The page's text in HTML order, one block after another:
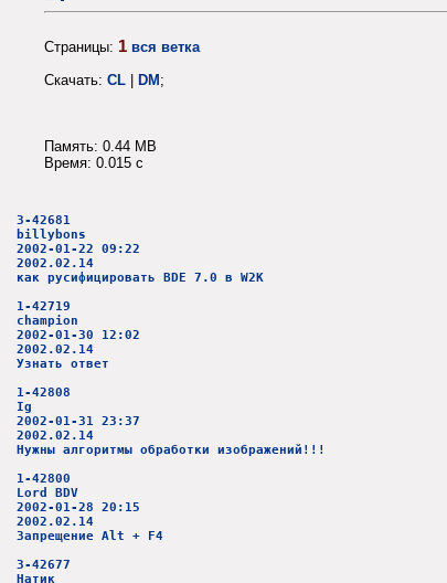
Страницы: 1 вся ветка
Скачать: CL DM ;
Память: 0.44 MB
Время: 0.015 c
3-42681
billybons
2002-01-22 09:22
2002.02.14
как русифицировать BDE 7.0 в W2K
1-42719
champion
2002-01-30 12:02
2002.02.14
Узнать ответ
1-42808
Ig
2002-01-31 23:37
2002.02.14
Нужны алгоритмы обработки изображений!!!
1-42800
Lord BDV
2002-01-28 20:15
2002.02.14
Запрещение Alt + F4
3-42677
Натик